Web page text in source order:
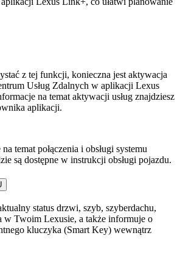
z tej funkcji, konieczna jest aktywacja
Usług Zdalnych w aplikacji Lexus
na temat aktywacji usług znajdziesz
aplikacji.
temat połączenia i obsługi systemu
są dostępne w instrukcji obsługi pojazdu.
status drzwi, szyb, szyberdachu,
w Twoim Lexusie, a także informuje o
kluczyka (Smart Key) wewnątrz